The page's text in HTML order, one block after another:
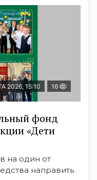
2026, 15:10 16
фонд
«Дети
на один от
направить